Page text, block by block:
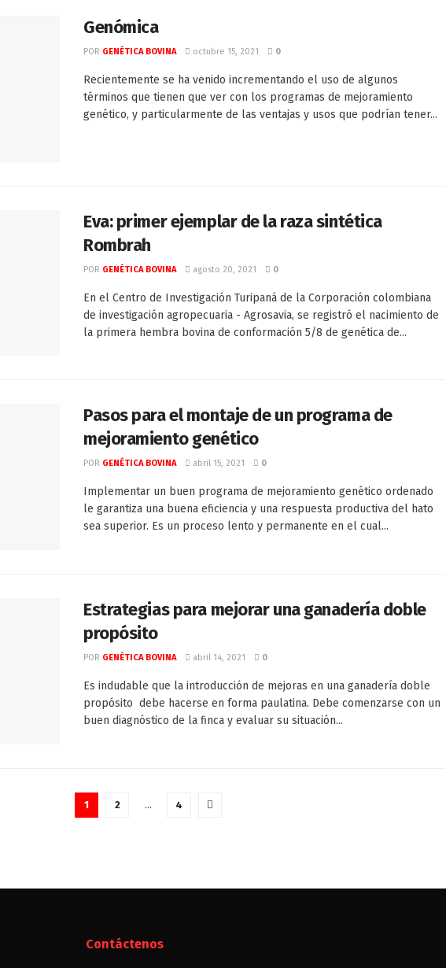
Genómica
POR GENÉTICA BOVINA octubre 15, 2021 0
Recientemente se ha venido incrementando el uso de algunos
términos que tienen que ver con los programas de mejoramiento
genético, y particularmente de las ventajas y usos que podrían tener...
Eva: primer ejemplar de la raza sintética
Rombrah
POR GENÉTICA BOVINA agosto 20, 2021 0
En el Centro de Investigación Turipaná de la Corporación colombiana
de investigación agropecuaria - Agrosavia, se registró el nacimiento de
la primera hembra bovina de conformación 5/8 de genética de...
Pasos para el montaje de un programa de
mejoramiento genético
POR GENÉTICA BOVINA abril 15, 2021 0
Implementar un buen programa de mejoramiento genético ordenado
le garantiza una buena eficiencia y una respuesta productiva del hato
sea superior. Es un proceso lento y permanente en el cual...
Estrategias para mejorar una ganadería doble
propósito
POR GENÉTICA BOVINA abril 14, 2021 0
Es indudable que la introducción de mejoras en una ganadería doble
propósito debe hacerse en forma paulatina. Debe comenzarse con un
buen diagnóstico de la finca y evaluar su situación...
1 2 … 4
Contáctenos